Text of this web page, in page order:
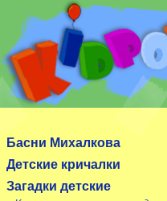
Сайт посвящен детям,
Басни Михалкова
Детские кричалки
Загадки детские